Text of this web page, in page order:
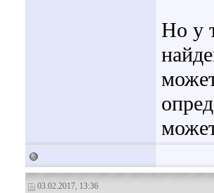
Но у
03.02.2017, 13:36